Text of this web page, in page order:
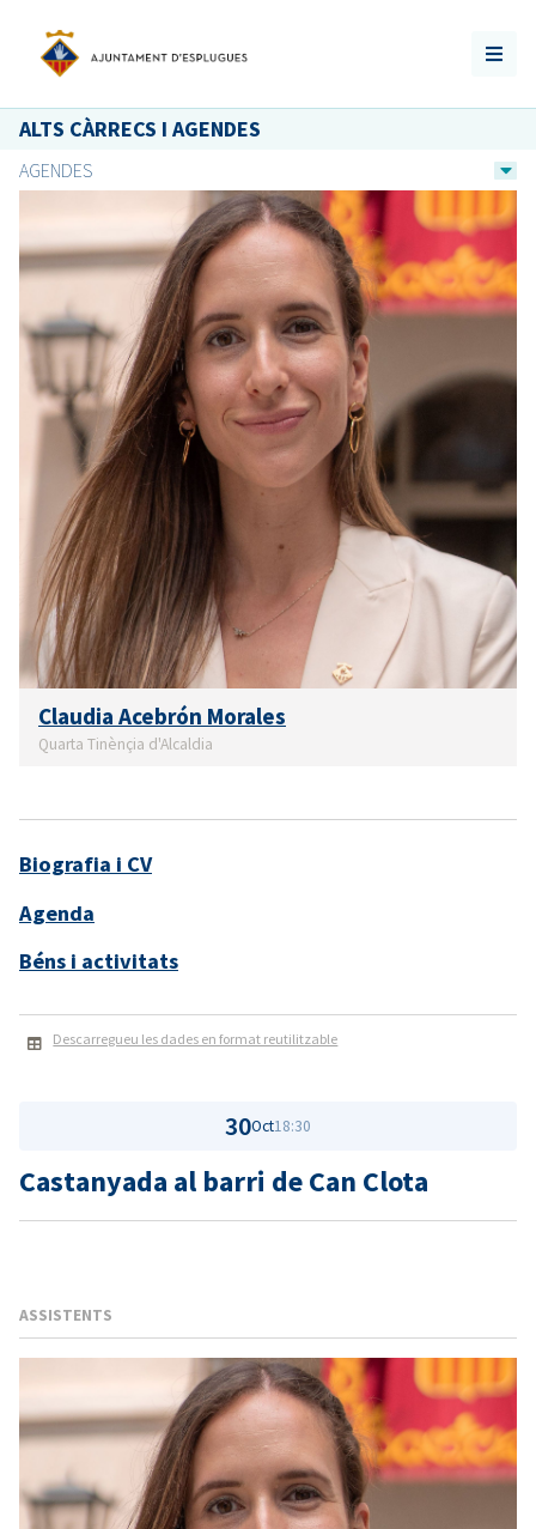
ALTS CÀRRECS I AGENDES
AGENDES
Claudia Acebrón Morales
Quarta Tinènçia d'Alcaldia
Biografia i CV
Agenda
Béns i activitats
Descarregueu les dades en format reutilitzable
30Oct18:30
Castanyada al barri de Can Clota
ASSISTENTS